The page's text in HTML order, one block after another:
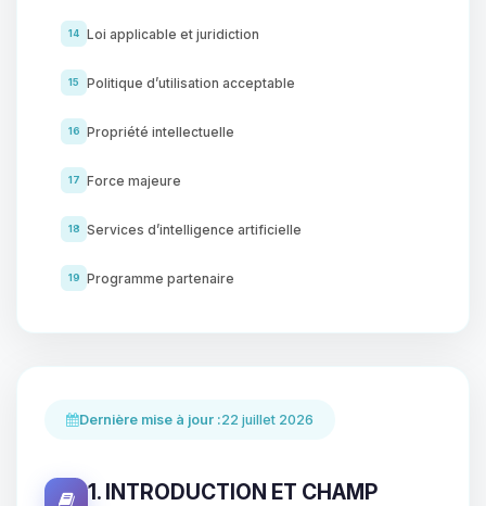
14 Loi applicable et juridiction
15 Politique d’utilisation acceptable
16 Propriété intellectuelle
17 Force majeure
18 Services d’intelligence artificielle
19 Programme partenaire
Dernière mise à jour :22 juillet 2026
1. INTRODUCTION ET CHAMP